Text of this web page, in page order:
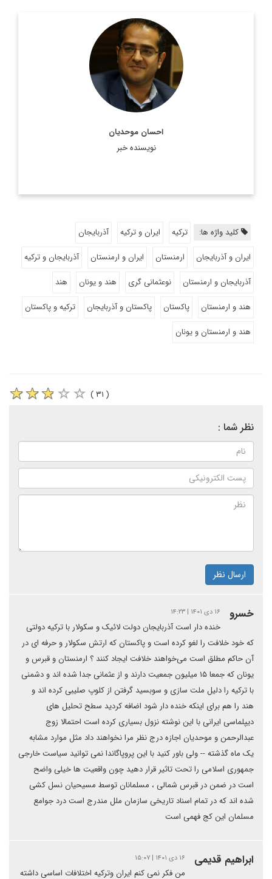
احسان موحدیان
نویسنده خبر
دکتر احسان موحدیان، مدرس دانشگاه و کارشناس روابط بین الملل
اطلاعات بیشتر
کلید واژه ها: ترکیه ایران و ترکیه
آذربایجان
ایران و آذربایجان
ارمنستان ایران و ارمنستان
آذربایجان و ترکیه
آذربایجان و ارمنستان
نوعثمانی گری هند و یونان
هند
هند و ارمنستان
پاکستان پاکستان و آذربایجان
ترکیه و پاکستان
هند و ارمنستان و یونان
( ۳۱ )
نظر شما :
ارسال نظر
خسرو ۱۶ دی ۱۴۰۱ | ۱۴:۲۳
خنده دار است آذربایجان دولت لائیک و سکولار با ترکیه دولتی
که خود خلافت را لغو کرده است و پاکستان که ارتش سکولار و حرفه ای در
آن حاکم مطلق است می‌خواهند خلافت ایجاد کنند ؟ ارمنستان و قبرس و
یونان که جمعا ۱۵ میلیون جمعیت دارند و از عثمانی جدا شده اند و دشمنی
با ترکیه را دلیل ملت سازی و سوبسید گرفتن از کلوپ صلیبی کرده اند و
هند را هم برای اینکه خنده دار شود اضافه کردید سطح تحلیل های
دیپلماسی ایرانی با این نوشته نزول بسیاری کرده است احتمالا زوج
عبدالرحمن و موحدیان اجازه درج نظر مرا نخواهند داد مثل موارد مشابه
یک ماه گذشته -- ولی باور کنید با این پروپاگاندا نمی توانید سیاست خارجی
جمهوری اسلامی را تحت تاثیر قرار دهید چون واقعیت ها خیلی واضح
است در ضمن در قبرس شمالی ، مسلمانان توسط مسیحیان نسل کشی
شده اند که در تمام اسناد تاریخی سازمان ملل مندرج است درد جوامع
مسلمان این کج فهمی است
ابراهیم قدیمی ۱۶ دی ۱۴۰۱ | ۱۵:۰۷
من فکر نمی کنم ایران وترکیه اختلافات اساسی داشته